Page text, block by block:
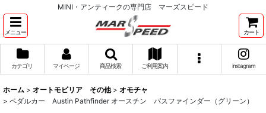
MINI・アンティークの専門店 マーズスピード
メニュー カート
カテゴリ マイページ 商品検索 ご利用案内 instagram
ホーム > オートモビリア その他 > オモチャ
> ペダルカー Austin Pathfinder オースチン パスファインダー（グリーン）